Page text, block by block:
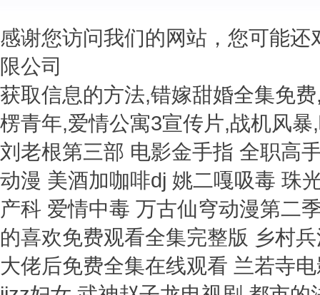
感谢您访问我们的网站，您可能
限公司
获取信息的方法,错嫁甜婚全集免
楞青年,爱情公寓3宣传片,战机风暴
刘老根第三部 电影金手指 全职高
动漫 美酒加咖啡dj 姚二嘎吸毒 珠
产科 爱情中毒 万古仙穹动漫第二
的喜欢免费观看全集完整版 乡村
大佬后免费全集在线观看 兰若寺